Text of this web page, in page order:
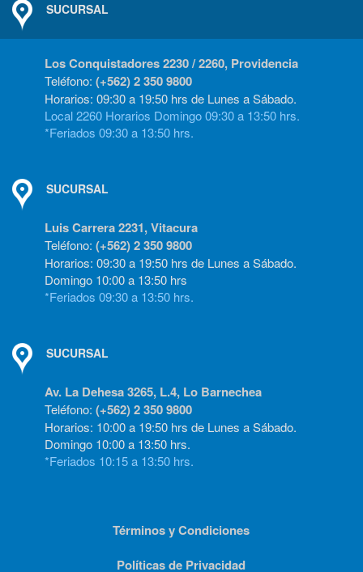
SUCURSAL
Los Conquistadores 2230 / 2260, Providencia
Teléfono: (+562) 2 350 9800
Horarios: 09:30 a 19:50 hrs de Lunes a Sábado.
Local 2260 Horarios Domingo 09:30 a 13:50 hrs.
*Feriados 09:30 a 13:50 hrs.
SUCURSAL
Luis Carrera 2231, Vitacura
Teléfono: (+562) 2 350 9800
Horarios: 09:30 a 19:50 hrs de Lunes a Sábado.
Domingo 10:00 a 13:50 hrs
*Feriados 09:30 a 13:50 hrs.
SUCURSAL
Av. La Dehesa 3265, L.4, Lo Barnechea
Teléfono: (+562) 2 350 9800
Horarios: 10:00 a 19:50 hrs de Lunes a Sábado.
Domingo 10:00 a 13:50 hrs.
*Feriados 10:15 a 13:50 hrs.
Términos y Condiciones
Políticas de Privacidad